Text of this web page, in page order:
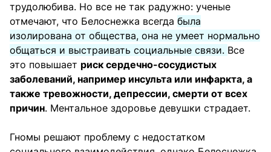
трудолюбива. Но все не так радужно: ученые
отмечают, что Белоснежка всегда была
изолирована от общества, она не умеет нормально
общаться и выстраивать социальные связи. Все
это повышает риск сердечно-сосудистых
заболеваний, например инсульта или инфаркта, а
также тревожности, депрессии, смерти от всех
причин. Ментальное здоровье девушки страдает.
Гномы решают проблему с недостатком